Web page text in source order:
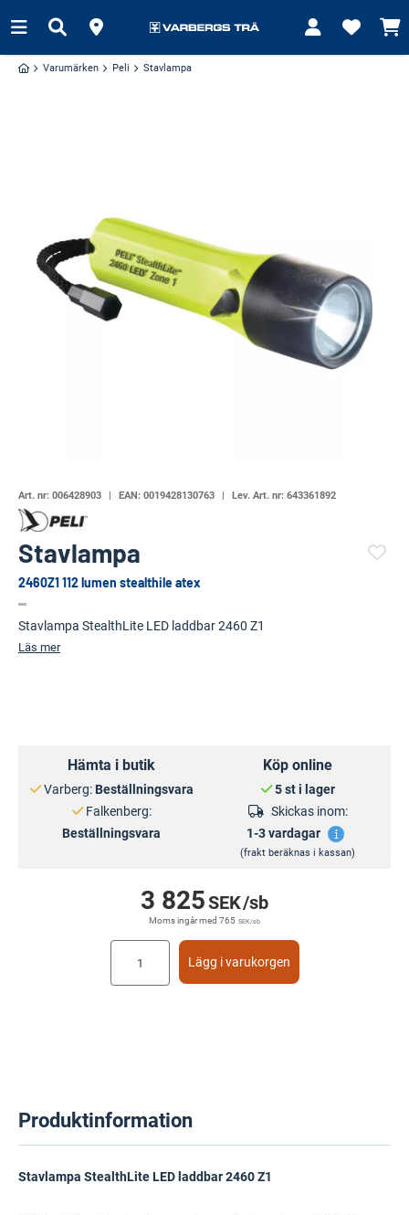
Varumärken Peli Stavlampa
Art. nr: 006428903 EAN: 0019428130763 Lev. Art. nr: 643361892
Stavlampa
2460Z1 112 lumen stealthile atex
Stavlampa StealthLite LED laddbar 2460 Z1
Läs mer
Hämta i butik
Varberg: Beställningsvara
Falkenberg:
Beställningsvara
Köp online
5 st i lager
Skickas inom:
1-3 vardagar
(frakt beräknas i kassan)
3 825SEK/sb
Moms ingår med 765 SEK/sb
Lägg i varukorgen
Produktinformation
Stavlampa StealthLite LED laddbar 2460 Z1